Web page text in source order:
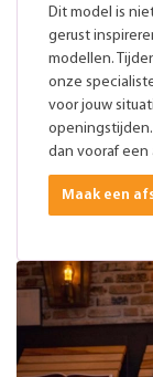
Dit model is
gerust
modellen.
onze
voor jouw
openingstijden.
dan vooraf een
Maak een